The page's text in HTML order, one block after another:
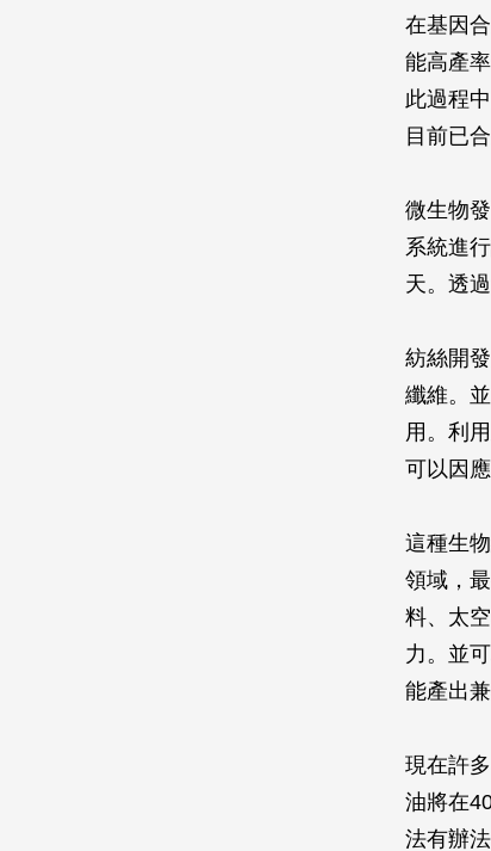
在基因
能高產
此過程
目前已
微生物
系統進
天。透
紡絲開
纖維。
用。利
可以因
這種生
領域，
料、太
力。並
能產出
現在許
油將在
法有辦